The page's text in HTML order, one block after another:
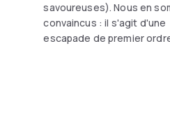
savoureuses). Nous en
convaincus : il s'agit d'une
escapade de premier